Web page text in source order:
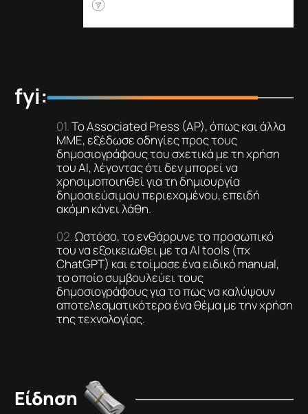
fyi:
Το Associated Press (AP), όπως και άλλα
ΜΜΕ, εξέδωσε οδηγίες προς τους
δημοσιογράφους του σχετικά με τη χρήση
του ΑΙ, λέγοντας ότι δεν μπορεί να
χρησιμοποιηθεί για τη δημιουργία
δημοσιεύσιμου περιεχομένου, επειδή
ακόμη κάνει λάθη.
Ωστόσο, το ενθάρρυνε το προσωπικό
του να εξοικειωθει με τα ΑΙ tools (πχ
ChatGPT) και ετοίμασε ένα ειδικό manual,
το οποίο συμβουλεύει τους
δημοσιογράφους για το πως να καλύψουν
αποτελεσματικότερα ένα θέμα με την χρήση
της τεχνολογίας.
Είδηση